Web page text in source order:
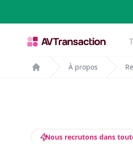
Home
À propos
Nous recrutons dans